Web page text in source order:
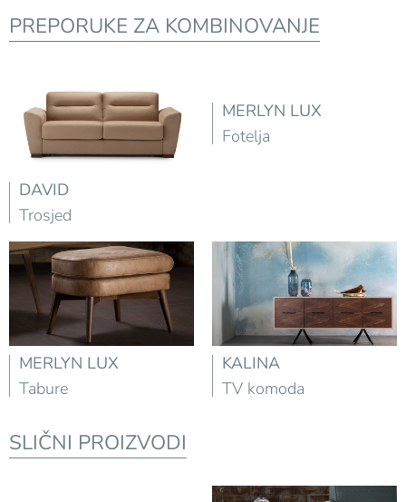
PREPORUKE ZA KOMBINOVANJE
DAVID
Trosjed
MERLYN LUX
Fotelja
MERLYN LUX
Tabure
KALINA
TV komoda
SLIČNI PROIZVODI